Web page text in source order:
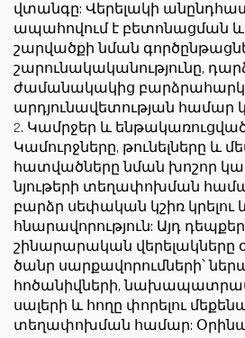
վտանգը: Վերելակի
ապահովում է բետոնացման
շարվածքի նման
շարունակականությունը,
ժամանակակից բարձրահարկ
արդյունավետության համար
2. Կամրջեր և
Կամուրջները, թունելները և
հատվածները նման խոշոր
նյութերի տեղափոխման
բարձր սեփական կշիռ կրելու
հնարավորություն: Այդ
շինարարական վերելակները
ծանր սարքավորումների՝
հոծանիվների,
սալերի և հողը փորելու
տեղափոխման համար: